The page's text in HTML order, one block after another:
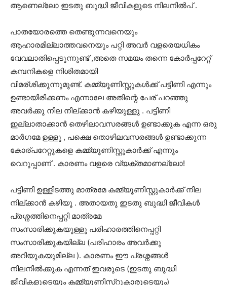
ആണെല്ലോ ഇടതു ബുദ്ധി ജീവികളുടെ നിലനിൽപ് .
പാതയോരത്തെ തെണ്ടുന്നവനെയും
ആഹാരമില്ലാത്തവനെയും പറ്റി അവർ വളരെയധികം
വേവലാതിപ്പെടുന്നുണ്ട് ,അതെ സമയം തന്നെ കോർപ്പറേറ്റ്
കമ്പനികളെ നിശിതമായി
വിമര്ശിക്കുന്നുമുണ്ട്. കമ്മ്യൂണിസ്റ്റുകൾക്ക് പട്ടിണി എന്നും
ഉണ്ടായിരിക്കണം എന്നാലേ അതിന്റെ പേര് പറഞ്ഞു
അവർക്കു നില നില്ക്കാൻ കഴിയുള്ളു . പട്ടിണി
ഇല്ലാതാക്കാൻ തെഴിലാവസരങ്ങൾ ഉണ്ടാക്കുക എന്ന ഒരു
മാർഗമേ ഉള്ളു , പക്ഷെ തൊഴിലവസരങ്ങൾ ഉണ്ടാക്കുന്ന
കോര്പറേറ്റുകളെ കമ്മ്യൂണിസ്റ്റുകാർക്ക് എന്നും
വെറുപ്പാണ് . കാരണം വളരെ വ്യക്തമാണല്ലോ!
പട്ടിണി ഉള്ളിടത്തു മാത്രമേ കമ്മ്യൂണിസ്റ്റുകാർക്ക് നില
നില്ക്കാൻ കഴിയൂ . അതായതു ഇടതു ബുദ്ധി ജീവികൾ
പ്രശ്നത്തിനെപ്പറ്റി മാത്രമേ
സംസാരിക്കുകയുള്ളു പരിഹാരത്തിനെപ്പറ്റി
സംസാരിക്കുകയില്ല (പരിഹാരം അവർക്കു
അറിയുകയുമില്ല ). കാരണം ഈ പ്രശ്നങ്ങൾ
നിലനിൽക്കുക എന്നത് ഇവരുടെ (ഇടതു ബുദ്ധി
ജീവികളുടെയും കമ്മ്യൂണിസ്റുകാരുടെയും)